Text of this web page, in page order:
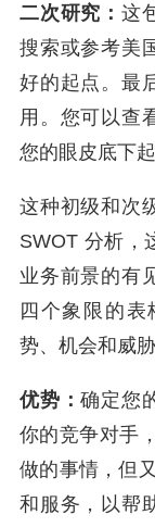
二次研究： 这
搜索或参考美
好的起点。最
用。您可以查
您的眼皮底下起
这种初级和次
SWOT 分析
业务前景的有
四个象限的
势、机会和威
优势：确定您
你的竞争对手
做的事情，但
和服务，以帮